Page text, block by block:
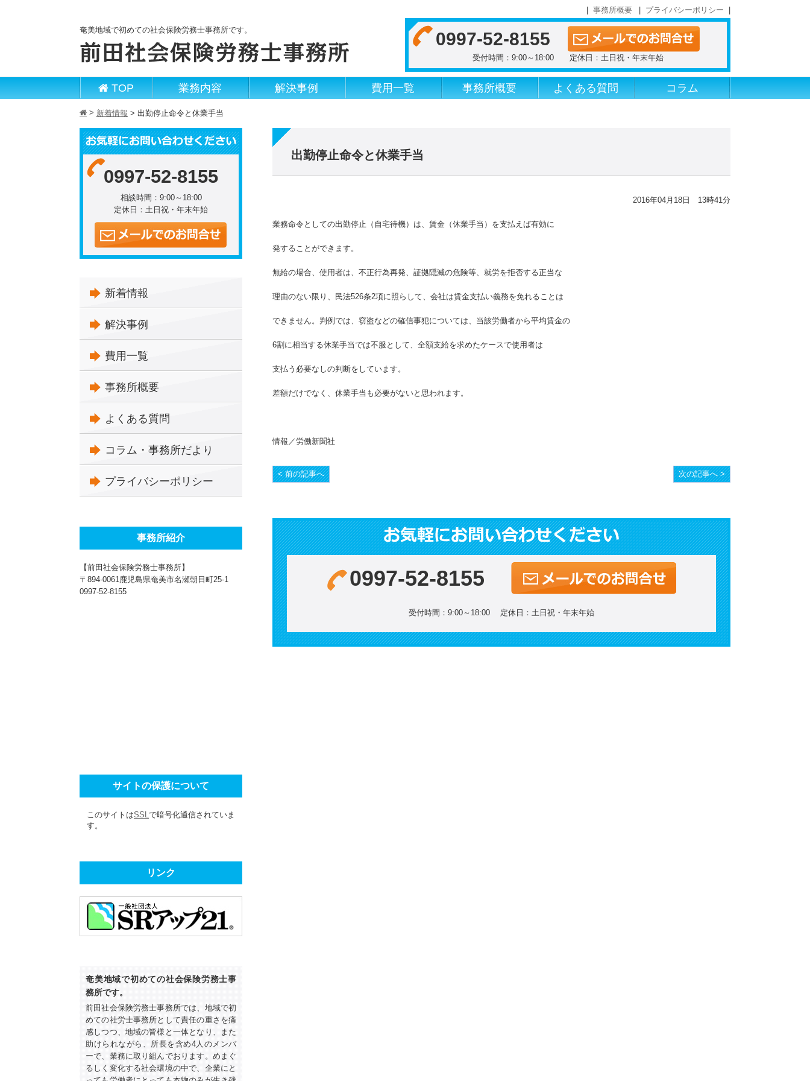
奄美地域で初めての社会保険労務士事務所です。
事務所概要 プライバシーポリシー
0997-52-8155
受付時間：9:00～18:00 定休日：土日祝・年末年始
TOP 業務内容 解決事例 費用一覧 事務所概要 よくある質問 コラム
h > 新着情報 > 出勤停止命令と休業手当
出勤停止命令と休業手当
2016年04月18日 13時41分
業務命令としての出勤停止（自宅待機）は、賃金（休業手当）を支払えば有効に
発することができます。
無給の場合、使用者は、不正行為再発、証拠隠滅の危険等、就労を拒否する正当な
理由のない限り、民法526条2項に照らして、会社は賃金支払い義務を免れることは
できません。判例では、窃盗などの確信事犯については、当該労働者から平均賃金の
6割に相当する休業手当では不服として、全額支給を求めたケースで使用者は
支払う必要なしの判断をしています。
差額だけでなく、休業手当も必要がないと思われます。
情報／労働新聞社
< 前の記事へ 次の記事へ >
0997-52-8155
受付時間：9:00～18:00 定休日：土日祝・年末年始
0997-52-8155
相談時間：9:00～18:00
定休日：土日祝・年末年始
新着情報
解決事例
費用一覧
事務所概要
よくある質問
コラム・事務所だより
プライバシーポリシー
事務所紹介
【前田社会保険労務士事務所】
〒894-0061鹿児島県奄美市名瀬朝日町25-1
0997-52-8155
サイトの保護について
このサイトはSSLで暗号化通信されていま
す。
リンク
奄美地域で初めての社会保険労務士事
務所です。
前田社会保険労務士事務所では、地域で初
めての社労士事務所として責任の重さを痛
感しつつ、地域の皆様と一体となり、また
助けられながら、所長を含め4人のメンバ
ーで、業務に取り組んでおります。めまぐ
るしく変化する社会環境の中で、企業にと